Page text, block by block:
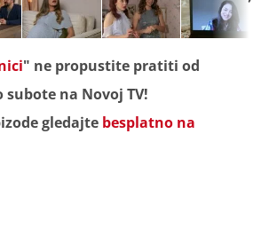
" ne propustite pratiti od
na Novoj TV!
gledajte besplatno na